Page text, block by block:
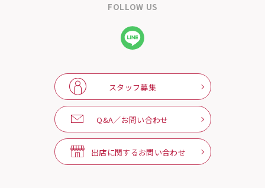
FOLLOW US
スタッフ募集
Q&A／お問い合わせ
出店に関するお問い合わせ